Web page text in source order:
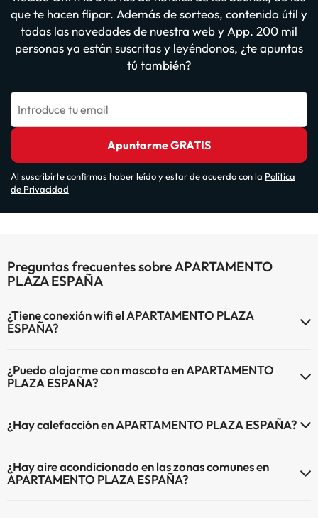
que te hacen flipar. Además de sorteos, contenido útil y
todas las novedades de nuestra web y App. 200 mil
personas ya están suscritas y leyéndonos, ¿te apuntas
tú también?
Introduce tu email
Apuntarme GRATIS
Al suscribirte confirmas haber leído y estar de acuerdo con la Política
de Privacidad
Preguntas frecuentes sobre APARTAMENTO
PLAZA ESPAÑA
¿Tiene conexión wifi el APARTAMENTO PLAZA
ESPAÑA?
¿Puedo alojarme con mascota en APARTAMENTO
PLAZA ESPAÑA?
¿Hay calefacción en APARTAMENTO PLAZA ESPAÑA?
comunes.
¿Hay aire acondicionado en las zonas comunes en
APARTAMENTO PLAZA ESPAÑA?